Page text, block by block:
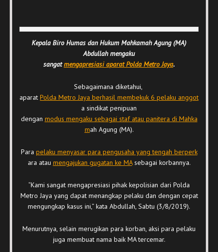
Kepala Biro Humas dan Hukum Mahkamah Agung (MA)
Abdullah mengaku
sangatmengapresiasi aparat Polda Metro Jaya.
Sebagaimana diketahui,
aparat Polda Metro Jaya berhasil membekuk 6 pelaku anggot
a sindikat penipuan
dengan modus mengaku sebagai staf atau panitera di Mahka
mah Agung (MA).
Para pelaku menyasar para pengusaha yang tengah berperk
ara atau mengajukan gugatan ke MAsebagai korbannya.
“Kami sangat mengapresiasi pihak kepolisian dari Polda
Metro Jaya yang dapat menangkap pelaku dan dengan cepat
mengungkap kasus ini,” kata Abdullah, Sabtu (3/8/2019).
Menurutnya, selain merugikan para korban, aksi para pelaku
juga membuat nama baik MA tercemar.